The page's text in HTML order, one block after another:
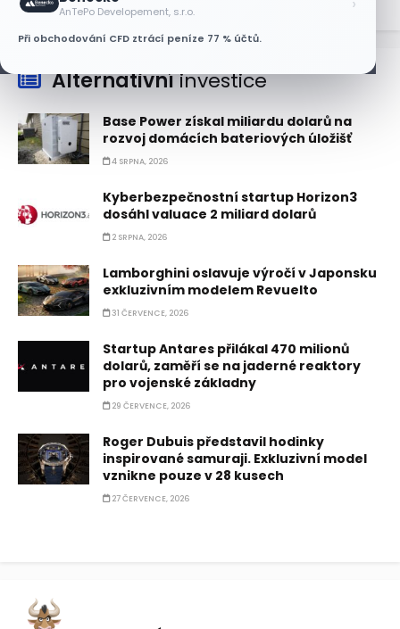
AnTePo Developement, s.r.o.
Při obchodování CFD ztrácí peníze 77 % účtů.
Alternativníinvestice
Base Power získal miliardu dolarů na
rozvoj domácích bateriových úložišť
4 SRPNA, 2026
Kyberbezpečnostní startup Horizon3
dosáhl valuace 2 miliard dolarů
2 SRPNA, 2026
Lamborghini oslavuje výročí v Japonsku
exkluzivním modelem Revuelto
31 ČERVENCE, 2026
Startup Antares přilákal 470 milionů
dolarů, zaměří se na jaderné reaktory
pro vojenské základny
29 ČERVENCE, 2026
Roger Dubuis představil hodinky
inspirované samuraji. Exkluzivní model
vznikne pouze v 28 kusech
27 ČERVENCE, 2026